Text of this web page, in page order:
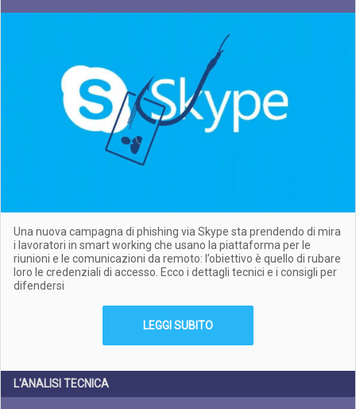
Una nuova campagna di phishing via Skype sta prendendo di mira
i lavoratori in smart working che usano la piattaforma per le
riunioni e le comunicazioni da remoto: l’obiettivo è quello di rubare
loro le credenziali di accesso. Ecco i dettagli tecnici e i consigli per
difendersi
LEGGI SUBITO
L'ANALISI TECNICA